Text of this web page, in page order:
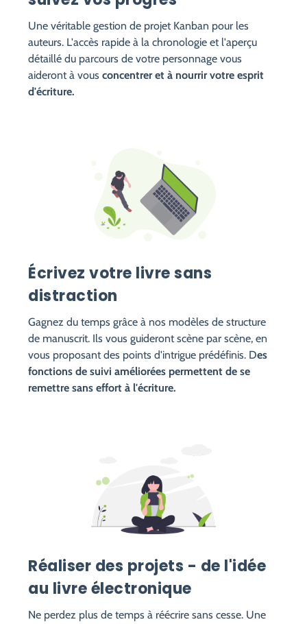
Une véritable gestion de projet Kanban pour les
auteurs. L'accès rapide à la chronologie et l'aperçu
détaillé du parcours de votre personnage vous
aideront à vousconcentrer et à nourrir votre esprit
d'écriture.
Écrivez votre livre sans
distraction
Gagnez du temps grâce à nos modèles de structure
de manuscrit. Ils vous guideront scène par scène, en
vous proposant des points d'intrigue prédéfinis. Des
fonctions de suivi améliorées permettent de se
remettre sans effort à l'écriture.
Réaliser des projets - de l'idée
au livre électronique
Ne perdez plus de temps à réécrire sans cesse. Une